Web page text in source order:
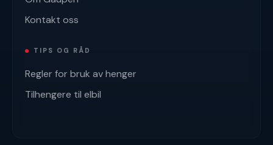
Kontakt oss
TIPS OG RÅD
Regler for bruk av henger
Tilhengere til elbil